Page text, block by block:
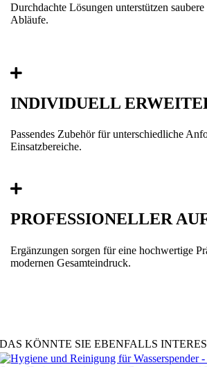
Durchdachte Lösungen unterstützen
Abläufe.
INDIVIDUELL
Passendes Zubehör für unterschiedliche
Einsatzbereiche.
PROFESSIONELLER
Ergänzungen sorgen für eine hochwertige
modernen Gesamteindruck.
DAS KÖNNTE SIE EBENFALLS